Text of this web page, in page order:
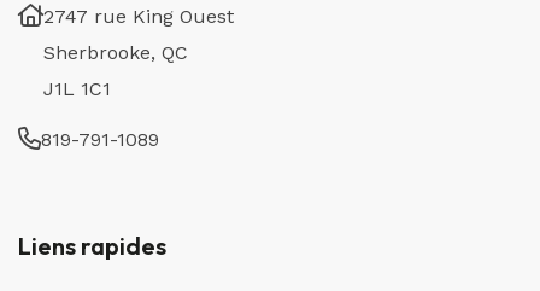
2747 rue King Ouest
Sherbrooke, QC
J1L 1C1
819-791-1089
Liens rapides